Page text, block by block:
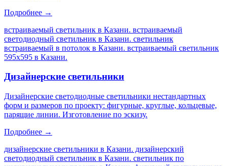
Подробнее →
встраиваемый светильник в Казани. встраиваемый
светодиодный светильник в Казани. светильник
встраиваемый в потолок в Казани. встраиваемый светильник
595х595 в Казани.
Дизайнерские светильники
Дизайнерские светодиодные светильники нестандартных
форм и размеров по проекту: фигурные, круглые, кольцевые,
парящие линии. Изготовление по эскизу.
Подробнее →
дизайнерские светильники в Казани. дизайнерский
светодиодный светильник в Казани. светильник по